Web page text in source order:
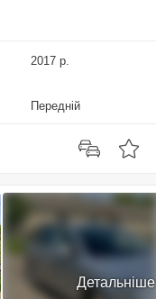
2017 р.
Передній
Детальніше